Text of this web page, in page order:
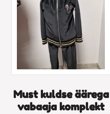
Must kuldse äärega
vabaaja komplekt